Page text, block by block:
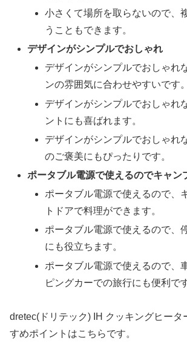
小さくて場所を取らないので、
うこともできます。
デザインがシンプルでおしゃれ
デザインがシンプルでおしゃれ
ンの雰囲気に合わせやすいです。
デザインがシンプルでおしゃれ
ントにも喜ばれます。
デザインがシンプルでおしゃれ
のご褒美にもぴったりです。
ポータブル電源で使えるのでキャン
ポータブル電源で使えるので、
トドアで料理ができます。
ポータブル電源で使えるので、
にも役立ちます。
ポータブル電源で使えるので、
ピングカーでの旅行にも便利で
dretec(ドリテック) IH クッキングヒータ
すめポイントはこちらです。